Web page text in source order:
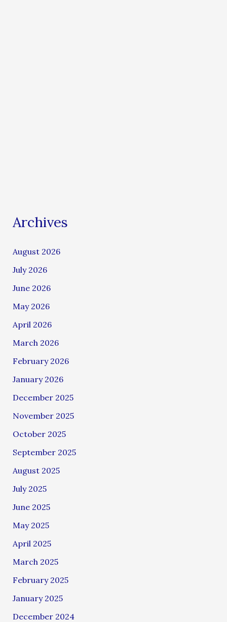
Archives
August 2026
July 2026
June 2026
May 2026
April 2026
March 2026
February 2026
January 2026
December 2025
November 2025
October 2025
September 2025
August 2025
July 2025
June 2025
May 2025
April 2025
March 2025
February 2025
January 2025
December 2024